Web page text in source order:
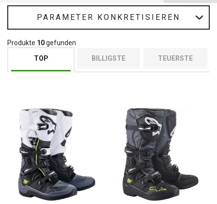
PARAMETER KONKRETISIEREN
Produkte 10gefunden
TOP
BILLIGSTE TEUERSTE